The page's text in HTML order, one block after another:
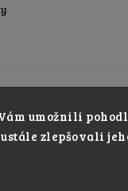
umožnili
zlepšovali
Shoptet.cz
Copyright 2026